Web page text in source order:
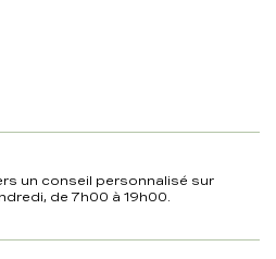
un conseil personnalisé sur
de 7h00 à 19h00.